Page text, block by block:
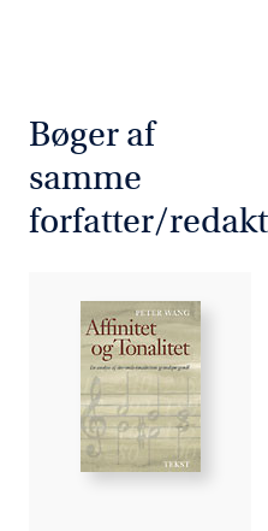
Bøger af
samme
forfatter/